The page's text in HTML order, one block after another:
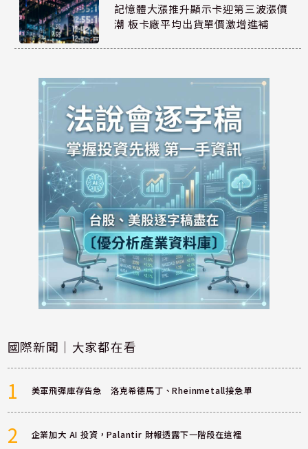
記憶體大漲推升顯示卡迎第三波漲價
潮 板卡廠平均出貨單價激增進補
國際新聞｜大家都在看
1 美軍飛彈庫存告急 洛克希德馬丁、Rheinmetall接急單
2 企業加大 AI 投資，Palantir 財報透露下一階段在這裡